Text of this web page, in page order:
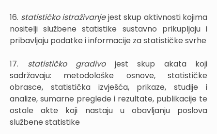
16. statističko istraživanjejest skup aktivnosti kojima
nositelji službene statistike sustavno prikupljaju i
pribavljaju podatke i informacije za statističke svrhe
17. statističko gradivo jest skup akata koji
sadržavaju: metodološke osnove, statističke
obrasce, statistička izvješća, prikaze, studije i
analize, sumarne preglede i rezultate, publikacije te
ostale akte koji nastaju u obavljanju poslova
službene statistike